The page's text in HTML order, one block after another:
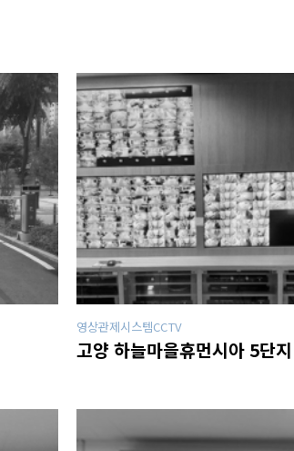
영상관제시스템CCTV
고양 하늘마을휴먼시아 5단지